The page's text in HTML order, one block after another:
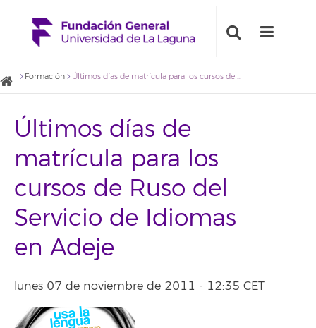
Formación Últimos días de matrícula para los cursos de Ruso del Servicio de Idiomas en Adeje
Últimos días de
matrícula para los
cursos de Ruso del
Servicio de Idiomas
en Adeje
lunes 07 de noviembre de 2011 - 12:35 CET